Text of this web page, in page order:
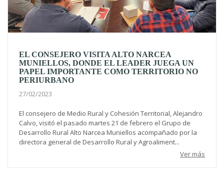
EL CONSEJERO VISITA ALTO NARCEA
MUNIELLOS, DONDE EL LEADER JUEGA UN
PAPEL IMPORTANTE COMO TERRITORIO NO
PERIURBANO
27/02/2023
El consejero de Medio Rural y Cohesión Territorial, Alejandro
Calvo, visitó el pasado martes 21 de febrero el Grupo de
Desarrollo Rural Alto Narcea Muniellos acompañado por la
directora general de Desarrollo Rural y Agroaliment...
Ver más